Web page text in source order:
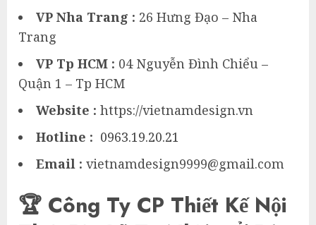
VP Nha Trang : 26 Hưng Đạo – Nha
Trang
VP Tp HCM : 04 Nguyễn Đình Chiểu –
Quận 1 – Tp HCM
Website : https://vietnamdesign.vn
Hotline : 0963.19.20.21
Email : vietnamdesign9999@gmail.com
🏆 Công Ty CP Thiết Kế Nội